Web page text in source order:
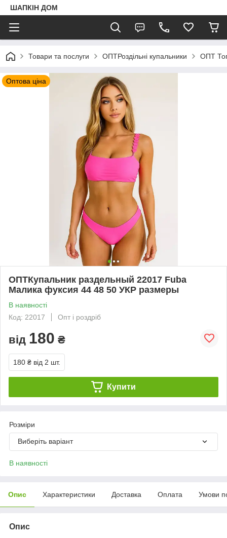
ШАПКIН ДОМ
Товари та послуги ОПТРоздільні купальники ОПТ
Оптова ціна
ОПТКупальник раздельный 22017 Fuba
Малика фуксия 44 48 50 УКР размеры
В наявності
Код: 22017
Опт і роздріб
від 180 ₴
180 ₴ від 2 шт.
Купити
Розміри
Виберіть варіант
В наявності
Опис Характеристики Доставка Оплата Умови
Опис